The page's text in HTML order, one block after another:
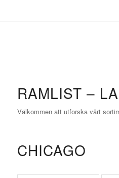
RAMLIST –
Välkommen att utforska vårt
CHICAGO